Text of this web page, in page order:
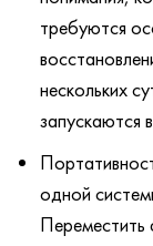
требуются
нескольких
запускаются
одной
Переместить